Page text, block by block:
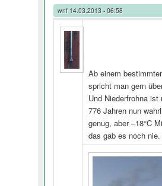
wnf14.03.2013 - 06:58
Ab einem
spricht man gern
Und Niederfrohna ist
776 Jahren nun
genug, aber –18°C
das gab es noch nie.